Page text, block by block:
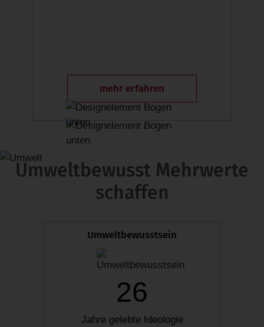
mehr erfahren
Umweltbewusst Mehrwerte
schaffen
Umweltbewusstsein
26
Jahre gelebte Ideologie